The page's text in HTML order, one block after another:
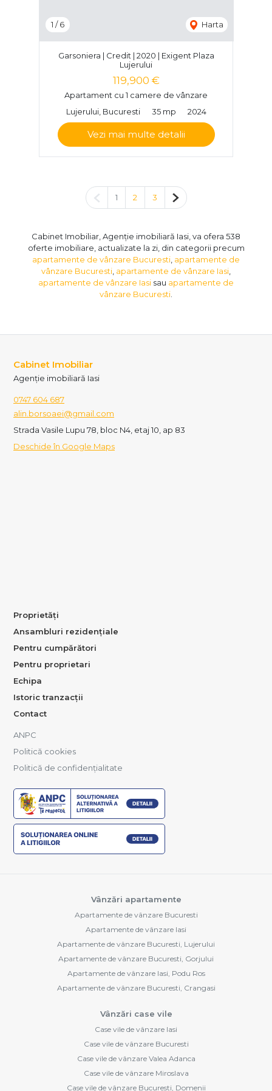
1 /6 Harta
Garsoniera | Credit | 2020 | Exigent Plaza
Lujerului
119,900 €
Apartament cu 1 camere de vânzare
Lujerului, Bucuresti
35 mp 2024
Vezi mai multe detalii
Pagina anterioară
1 2 3 Pagina următoare
Cabinet Imobiliar, Agenție imobiliară Iasi, va ofera 538
oferte imobiliare, actualizate la zi, din categorii precum
apartamente de vânzare Bucuresti apartamente de
vânzare Bucuresti apartamente de vânzare Iasi
apartamente de vânzare Iasi sau apartamente de
vânzare Bucuresti
Cabinet Imobiliar
Agenție imobiliară Iasi
0747 604 687
alin.borsoaei@gmail.com
Strada Vasile Lupu 78, bloc N4, etaj 10, ap 83
Deschide în Google Maps
Proprietăți
Ansambluri rezidențiale
Pentru cumpărători
Pentru proprietari
Echipa
Istoric tranzacții
Contact
ANPC
Politică cookies
Politică de confidențialitate
Vânzări apartamente
Apartamente de vânzare Bucuresti
Apartamente de vânzare Iasi
Apartamente de vânzare Bucuresti, Lujerului
Apartamente de vânzare Bucuresti, Gorjului
Apartamente de vânzare Iasi, Podu Ros
Apartamente de vânzare Bucuresti, Crangasi
Vânzări case vile
Case vile de vânzare Iasi
Case vile de vânzare Bucuresti
Case vile de vânzare Valea Adanca
Case vile de vânzare Miroslava
Case vile de vânzare Bucuresti, Domenii